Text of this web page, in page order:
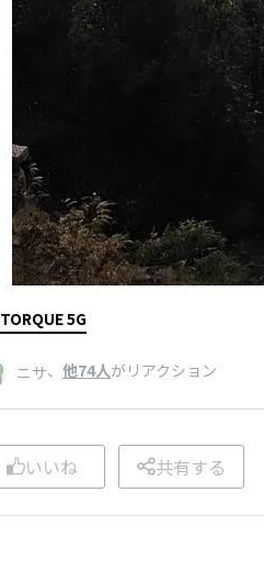
TORQUE 5G
ニサ、 他74人がリアクション
いいね 共有する